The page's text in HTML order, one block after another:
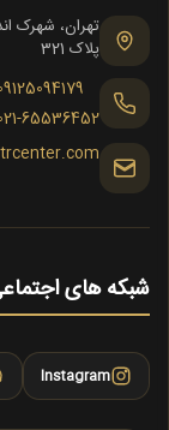
پلاک 321
65536452
شبکه های
Instagram